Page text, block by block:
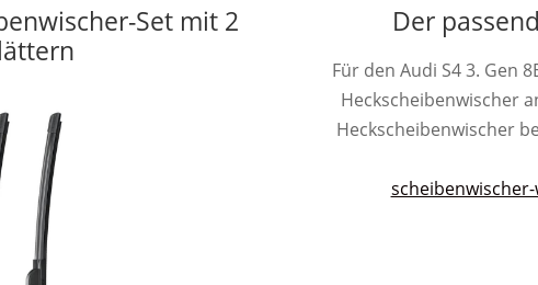
Set mit 2
Der
Für den Audi S4 3. Gen
Heckscheibenwischer
Heckscheibenwischer